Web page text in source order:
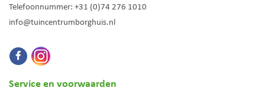
Telefoonnummer: +31 (0)74 276 1010
info@tuincentrumborghuis.nl
Service en voorwaarden